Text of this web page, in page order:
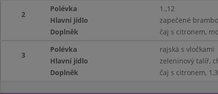
2
Polévka
1.,12
Hlavní jídlo
zapečené
Doplněk
čaj s citronem,
3
Polévka
rajská s vločkami
Hlavní jídlo
zeleninový talíř,
Doplněk
čaj s citronem,